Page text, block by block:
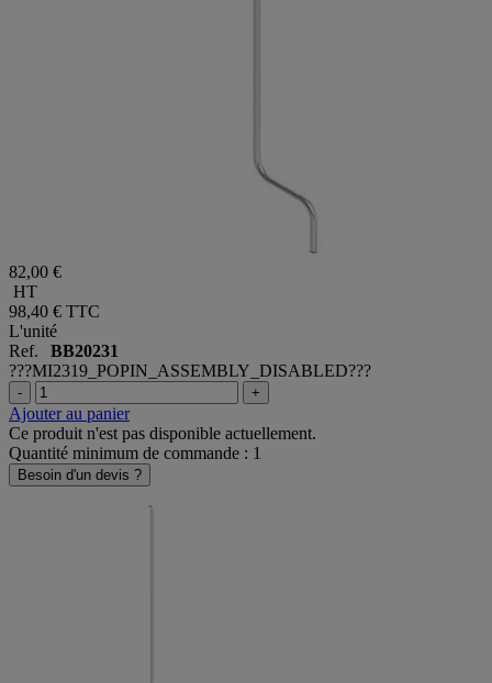
82,00 €
HT
98,40 € TTC
L'unité
Ref. BB20231
???MI2319_POPIN_ASSEMBLY_DISABLED???
- +
Ajouter au panier
Ce produit n'est pas disponible actuellement.
Quantité minimum de commande : 1
Besoin d'un devis ?